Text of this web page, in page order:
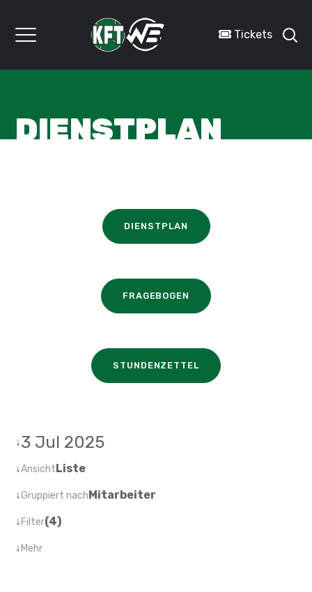
Tickets
DIENSTPLAN
DIENSTPLAN
FRAGEBOGEN
STUNDENZETTEL
↓3 Jul 2025
↓AnsichtListe
↓Gruppiert nachMitarbeiter
↓Filter(4)
↓Mehr